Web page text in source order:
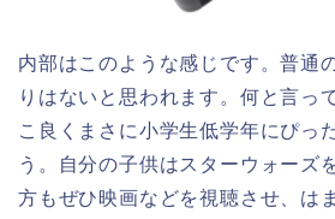
内部はこのような感じです。普通
りはないと思われます。何と言っ
こ良くまさに小学生低学年にぴっ
う。自分の子供はスターウォーズ
方もぜひ映画などを視聴させ、は